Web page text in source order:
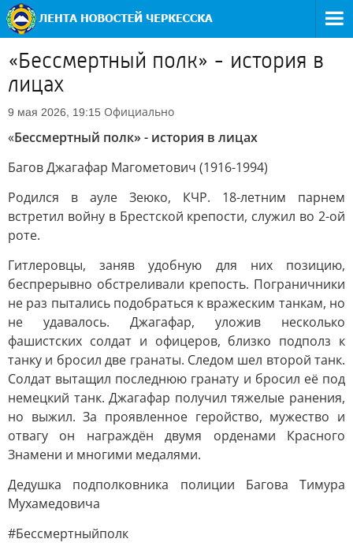
«Бессмертный полк» - история в
лицах
9 мая 2026, 19:15 Официально
«Бессмертный полк» - история в лицах
Багов Джагафар Магометович (1916-1994)
Родился в ауле Зеюко, КЧР. 18-летним парнем
встретил войну в Брестской крепости, служил во 2-ой
роте.
Гитлеровцы, заняв удобную для них позицию,
беспрерывно обстреливали крепость. Пограничники
не раз пытались подобраться к вражеским танкам, но
не удавалось. Джагафар, уложив несколько
фашистских солдат и офицеров, близко подполз к
танку и бросил две гранаты. Следом шел второй танк.
Солдат вытащил последнюю гранату и бросил её под
немецкий танк. Джагафар получил тяжелые ранения,
но выжил. За проявленное геройство, мужество и
отвагу он награждён двумя орденами Красного
Знамени и многими медалями.
Дедушка подполковника полиции Багова Тимура
Мухамедовича
#Бессмертныйполк